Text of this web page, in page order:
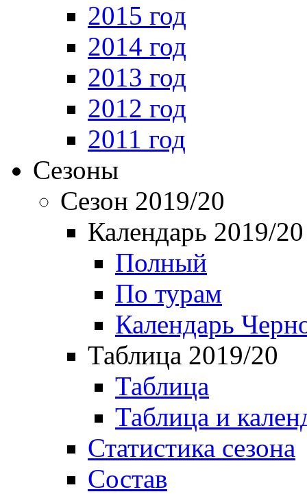
2015 год
2014 год
2013 год
2012 год
2011 год
Сезоны
Сезон 2019/20
Календарь 2019/20
Полный
По турам
Календарь
Таблица 2019/20
Таблица
Таблица и
Статистика сезона
Состав